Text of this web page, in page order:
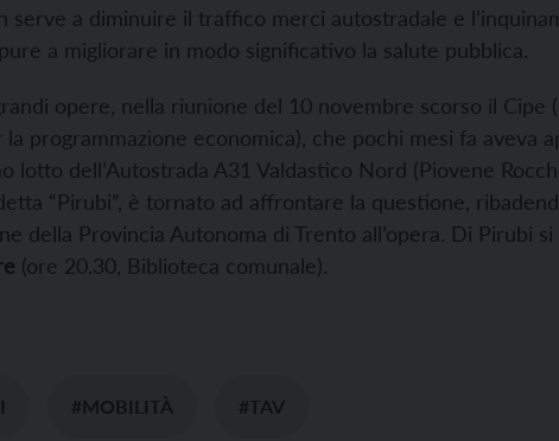
serve a diminuire il traffico merci autostradale e
a migliorare in modo significativo la salute pubblica.
opere, nella riunione del 10 novembre scorso il Cipe
programmazione economica), che pochi mesi fa aveva
lotto dell’Autostrada A31 Valdastico Nord (Piovene
“Pirubi”, è tornato ad affrontare la questione,
della Provincia Autonoma di Trento all’opera. Di Pirubi
(ore 20.30, Biblioteca comunale).
#MOBILITÀ #TAV